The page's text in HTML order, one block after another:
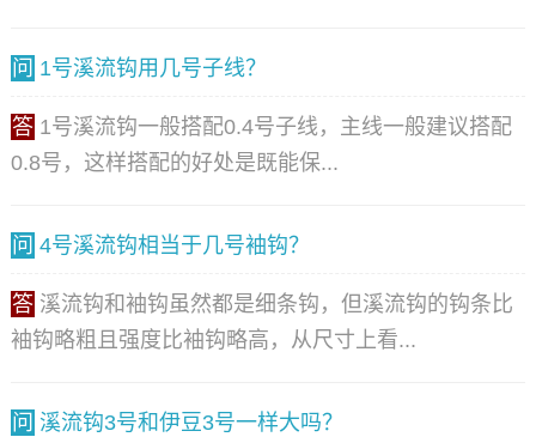
问 1号溪流钩用几号子线？
答 1号溪流钩一般搭配0.4号子线，主线一般建议搭配
0.8号，这样搭配的好处是既能保...
问 4号溪流钩相当于几号袖钩？
答 溪流钩和袖钩虽然都是细条钩，但溪流钩的钩条比
袖钩略粗且强度比袖钩略高，从尺寸上看...
问 溪流钩3号和伊豆3号一样大吗？